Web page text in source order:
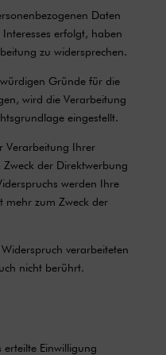
Daten
erfolgt, haben
zu widersprechen.
Gründe für die
wird die Verarbeitung
eingestellt.
Verarbeitung Ihrer
der Direktwerbung
werden Ihre
mehr zum Zweck der
verarbeiteten
nicht berührt.
erteilte Einwilligung